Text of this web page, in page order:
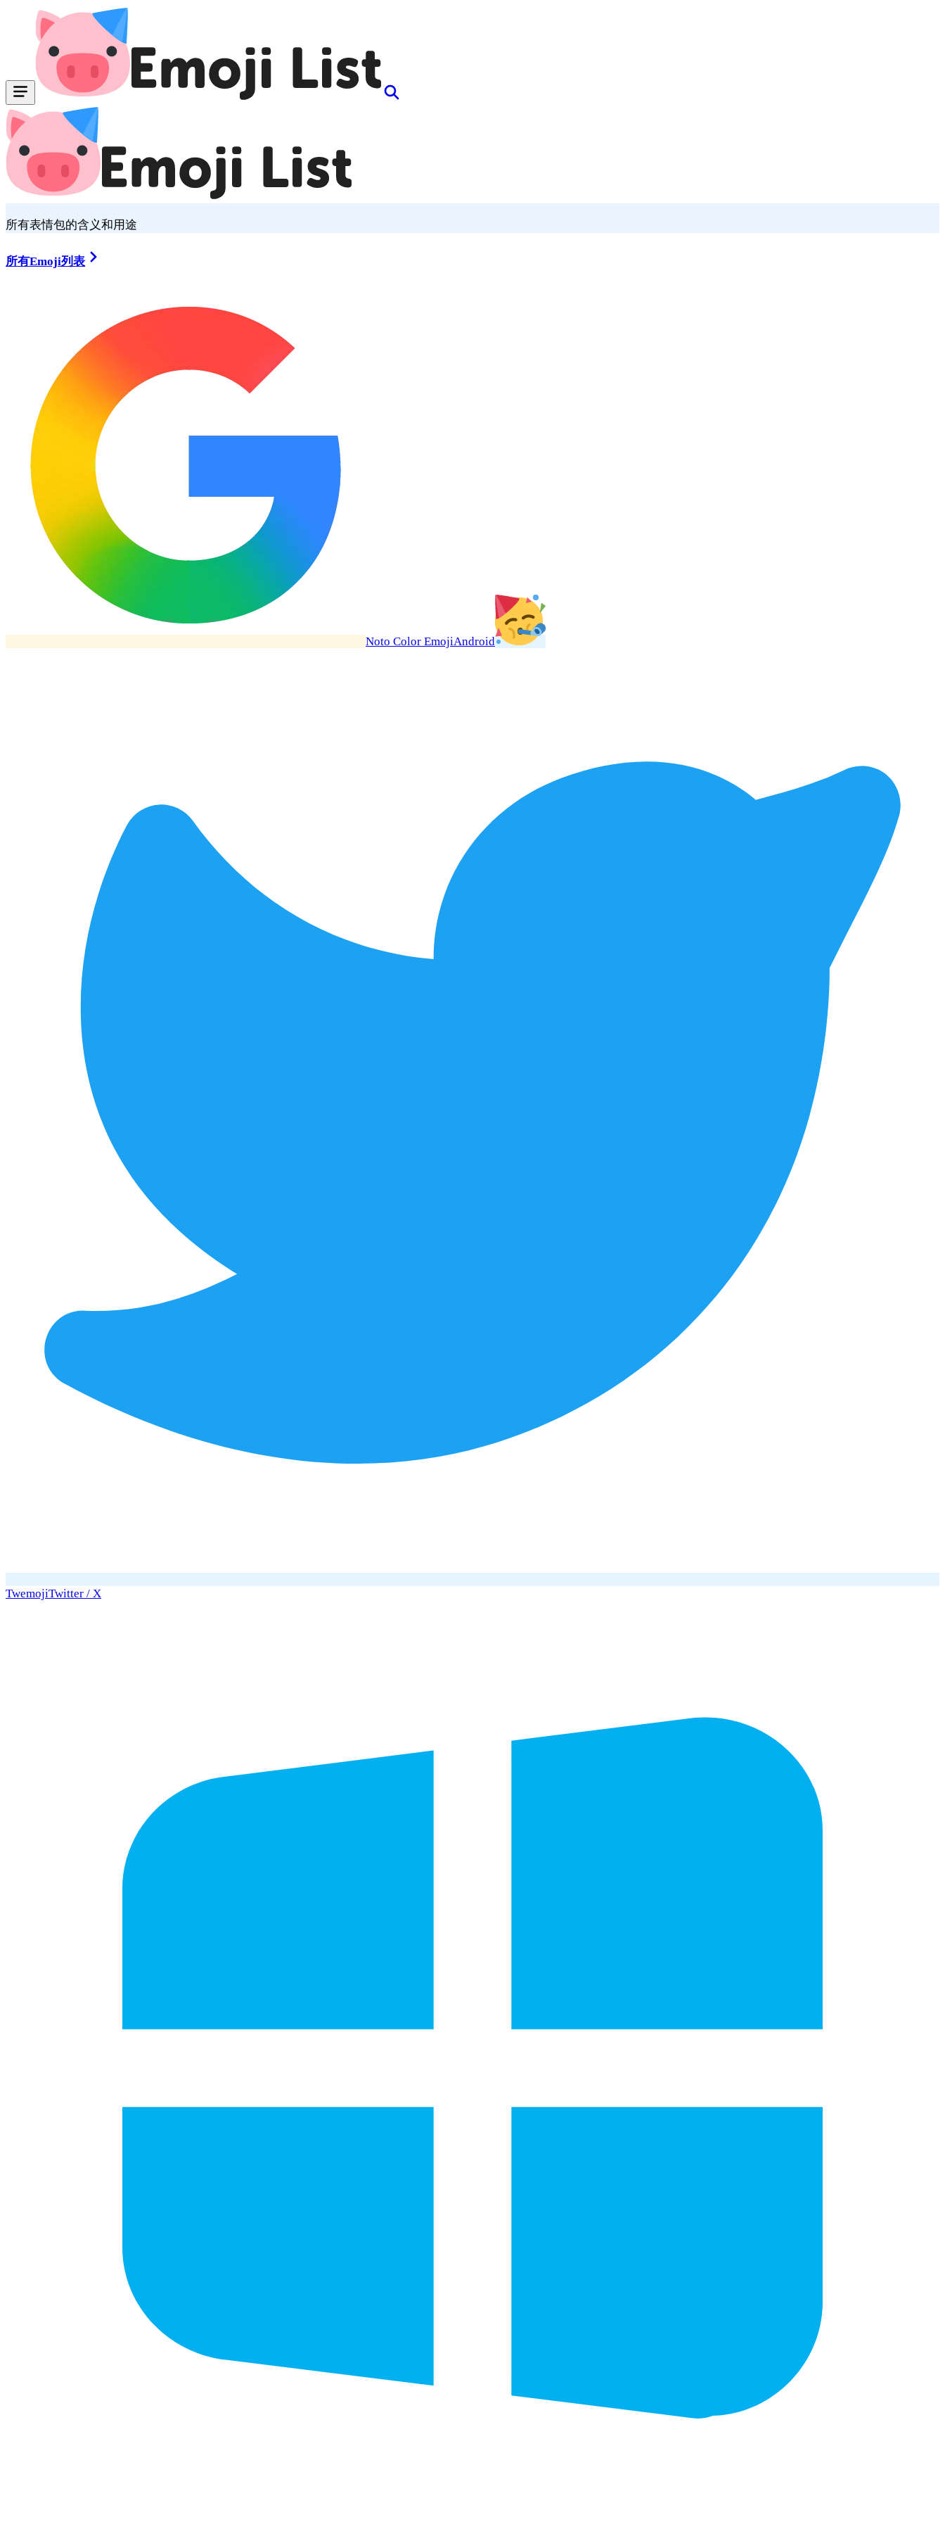
所有表情包的含义和用途
所有Emoji列表
Noto Color EmojiAndroid
TwemojiTwitter / X